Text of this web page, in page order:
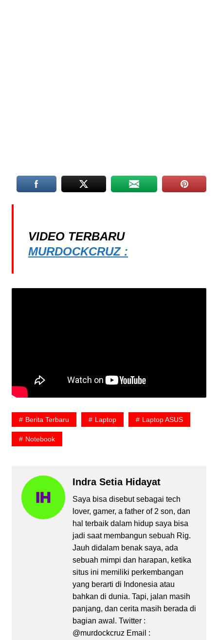
VIDEO TERBARU
MURDOCKCRUZ :
Berita Terbaru Laptop Laptop ASUS
Notebook
Indra Setia Hidayat
Saya bisa disebut sebagai tech
lover, gamer, a father of 2 son, dan
hal terbaik dalam hidup saya bisa
jadi saat membangun sebuah Rig.
Jauh didalam benak saya, ada
sebuah mimpi dan harapan, ketika
situs ini memiliki perkembangan
yang berarti di Indonesia atau
bahkan di dunia. Tapi, jalan masih
panjang, dan cerita masih berada di
bagian awal. Twitter :
@murdockcruz Email :